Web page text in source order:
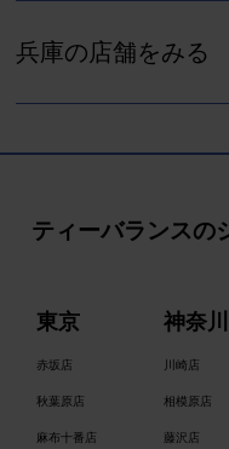
兵庫の店舗をみる
ティーバランスの
東京
赤坂店
秋葉原店
麻布十番店
神奈川
川崎店
相模原店
藤沢店